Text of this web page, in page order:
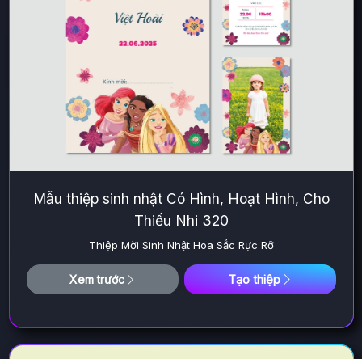
Mẫu thiệp sinh nhật Có Hình, Hoạt Hình, Cho
Thiếu Nhi 320
Thiệp Mời Sinh Nhật Hoa Sắc Rực Rỡ
Xem trước Tạo thiệp